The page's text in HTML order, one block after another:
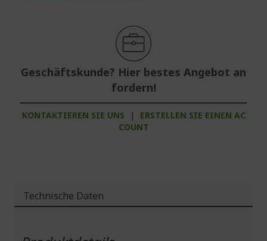
Geschäftskunde? Hier bestes Angebot an
fordern!
KONTAKTIEREN SIE UNS |
ERSTELLEN SIE EINEN AC
COUNT
Technische Daten